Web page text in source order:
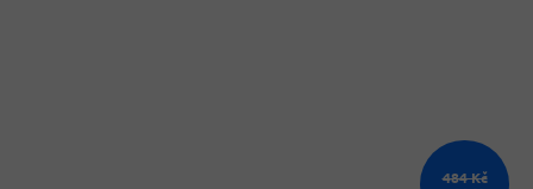
484 Kč